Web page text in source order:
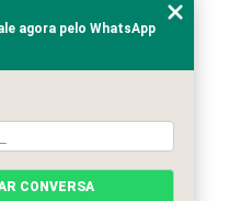
agora pelo WhatsApp
CONVERSA